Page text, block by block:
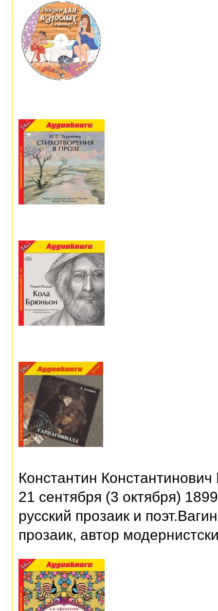
Константин
21 сентября (3 октября)
русский прозаик и
прозаик, автор